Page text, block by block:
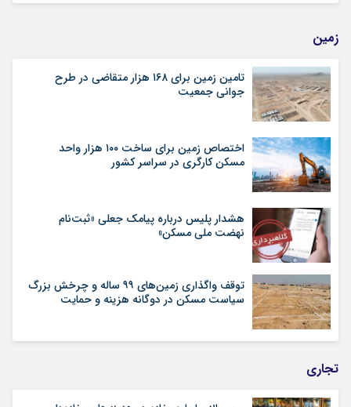
زمین
تامین زمین برای ۱۶۸ هزار متقاضی در طرح
جوانی جمعیت
اختصاص زمین برای ساخت ۱۰۰ هزار واحد
مسکن کارگری در سراسر کشور
هشدار پلیس درباره پیامک جعلی «ثبت‌نام
نهضت ملی مسکن»
توقف واگذاری زمین‌های ۹۹ ساله و چرخش بزرگ
سیاست مسکن در دوگانه هزینه و حمایت
تجاری